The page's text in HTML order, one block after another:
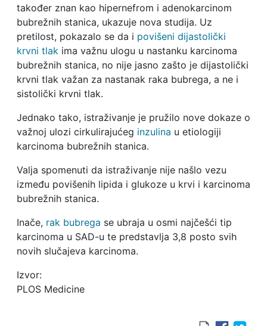
također znan kao hipernefrom i adenokarcinom
bubrežnih stanica, ukazuje nova studija. Uz
pretilost, pokazalo se da i povišeni dijastolički
krvni tlak ima važnu ulogu u nastanku karcinoma
bubrežnih stanica, no nije jasno zašto je dijastolički
krvni tlak važan za nastanak raka bubrega, a ne i
sistolički krvni tlak.
Jednako tako, istraživanje je pružilo nove dokaze o
važnoj ulozi cirkulirajućeg inzulina u etiologiji
karcinoma bubrežnih stanica.
Valja spomenuti da istraživanje nije našlo vezu
između povišenih lipida i glukoze u krvi i karcinoma
bubrežnih stanica.
Inače, rak bubrega se ubraja u osmi najčešći tip
karcinoma u SAD-u te predstavlja 3,8 posto svih
novih slučajeva karcinoma.
Izvor:
PLOS Medicine